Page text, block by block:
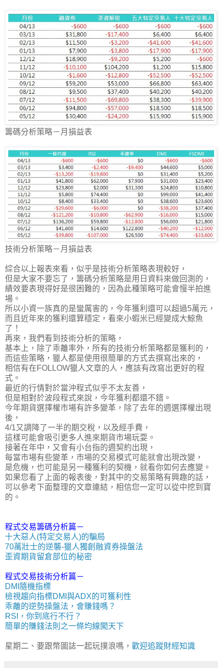
籌碼分析策略－月損益表
技術分析策略－月損益表
綜合以上報表來看，似乎是技術分析策略表現較好，
但是大家不要忘了，籌碼分析策略是用日資料來做回測的，
績效要表現得好是很困難的，因為此種策略可能會慢半拍進
場。
所以小資一族真的是蠻厲害的，今年獲利還可以超過5萬元，
而且近年來的獲利還算穩定，看來小蝦米已經變成大鯨魚
了！
再來，我們看到技術分析的策略，
基本上，除了乖離率外，所有的技術分析策略都是獲利的，
而這些策略，獵人都是使用很簡單的方式去撰寫出來的，
相信有在FOLLOW獵人文章的人，應該有改寫出更好的程
式。
最近的行情對於當沖程式似乎不太友善，
但是相對於波段程式來說，今年獲利都還不錯。
今年期貨選擇權市場有許多變革，除了去年的週選擇權出現
後，
4/1又調降了一半的期交稅，以及經手費，
這樣可能會吸引更多人進來期貨市場玩耍。
接著在年中，又會有小台指的週契約出現，
每當市場有些變革，市場的交易模式可能就會出現改變，
是危機，也可能是另一種獲利的契機，就看你如何去應變。
如果您看了上面的報表後，對其中的交易策略有興趣的話，
可以參考下面整理的文章連結，相信您一定可以從中挖到寶
的。
程式交易籌碼分析篇－
十大惡人(特定交易人)的騙局
70萬壯士的逆襲-獵人獨創融資券操盤法
歪資期貨留倉部位的秘密
程式交易技術分析篇－
DMI隨機指標
檢視趨向指標DMI與ADX的可獲利性
乖離的逆勢操盤法，會賺錢嗎？
RSI，你到底行不行？
簡單的賺錢法則之一條均線闖天下
星期二、要跟幣圖誌一起玩撲浪嗎， 歡迎追蹤財經知識